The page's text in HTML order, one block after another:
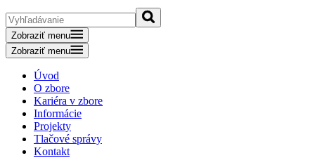
Zobraziť menu
Zobraziť menu
Úvod
O zbore
Kariéra v zbore
Informácie
Projekty
Tlačové správy
Kontakt